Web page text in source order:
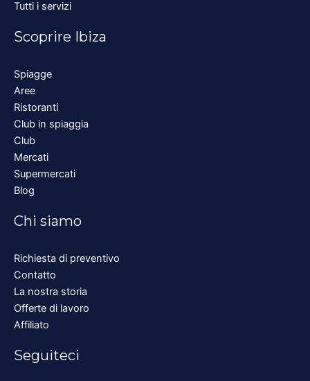
Tutti i servizi
Scoprire Ibiza
Spiagge
Aree
Ristoranti
Club in spiaggia
Club
Mercati
Supermercati
Blog
Chi siamo
Richiesta di preventivo
Contatto
La nostra storia
Offerte di lavoro
Affiliato
Seguiteci